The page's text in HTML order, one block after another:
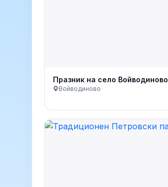
Празник на село Войводиново
Войводиново